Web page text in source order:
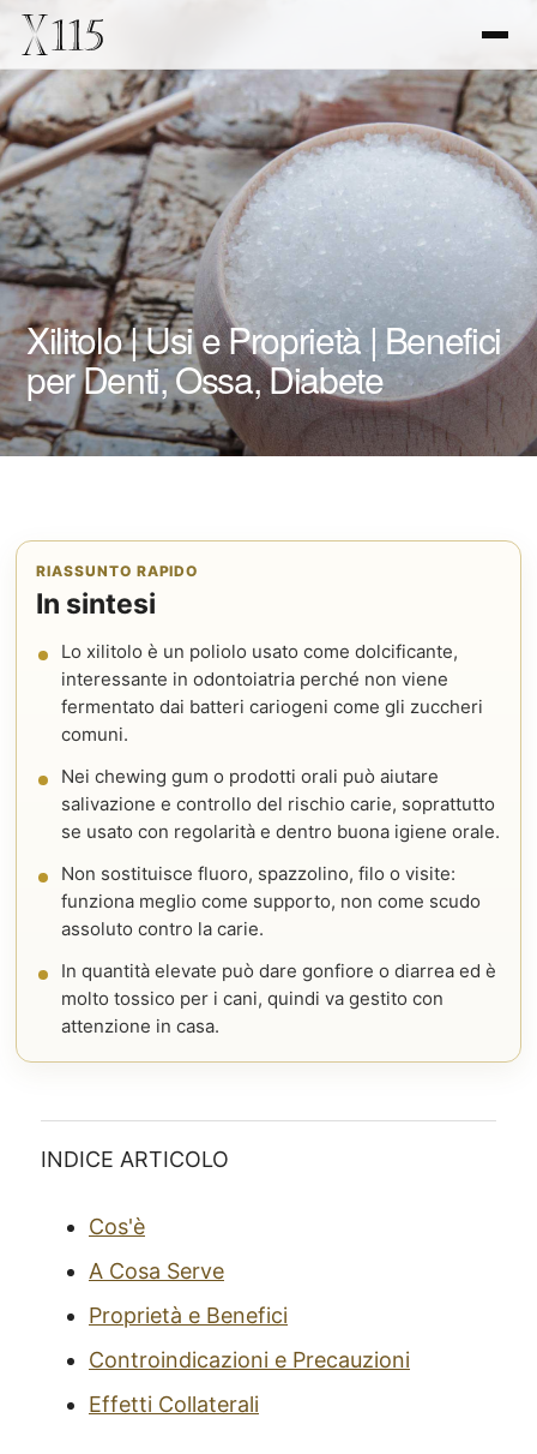
Xilitolo | Usi e Proprietà | Benefici
per Denti, Ossa, Diabete
RIASSUNTO RAPIDO
In sintesi
Lo xilitolo è un poliolo usato come dolcificante,
interessante in odontoiatria perché non viene
fermentato dai batteri cariogeni come gli zuccheri
comuni.
Nei chewing gum o prodotti orali può aiutare
salivazione e controllo del rischio carie, soprattutto
se usato con regolarità e dentro buona igiene orale.
Non sostituisce fluoro, spazzolino, filo o visite:
funziona meglio come supporto, non come scudo
assoluto contro la carie.
In quantità elevate può dare gonfiore o diarrea ed è
molto tossico per i cani, quindi va gestito con
attenzione in casa.
INDICE ARTICOLO
Cos'è
A Cosa Serve
Proprietà e Benefici
Controindicazioni e Precauzioni
Effetti Collaterali